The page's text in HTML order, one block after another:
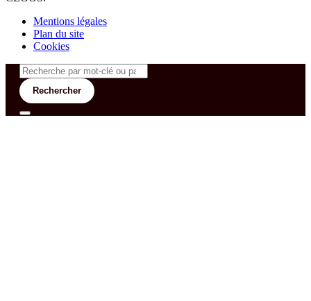
Mentions légales
Plan du site
Cookies
Rechercher